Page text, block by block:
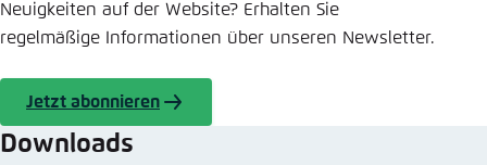
Neuigkeiten auf der Website? Erhalten Sie
regelmäßige Informationen über unseren Newsletter.
Jetzt abonnieren
Downloads